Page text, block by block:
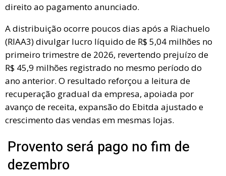
direito ao pagamento anunciado.
A distribuição ocorre poucos dias após a Riachuelo
(RIAA3) divulgar lucro líquido de R$ 5,04 milhões no
primeiro trimestre de 2026, revertendo prejuízo de
R$ 45,9 milhões registrado no mesmo período do
ano anterior. O resultado reforçou a leitura de
recuperação gradual da empresa, apoiada por
avanço de receita, expansão do Ebitda ajustado e
crescimento das vendas em mesmas lojas.
Provento será pago no fim de
dezembro